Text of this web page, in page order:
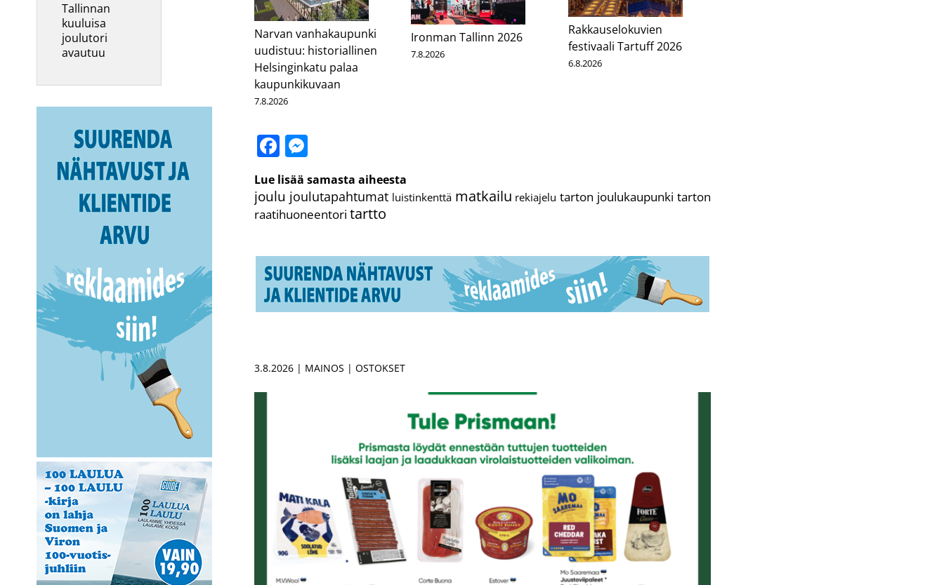
Tallinnan
kuuluisa
joulutori
avautuu
Narvan vanhakaupunki
uudistuu: historiallinen
Helsinginkatu palaa
kaupunkikuvaan
7.8.2026
Ironman Tallinn 2026
7.8.2026
Rakkauselokuvien
festivaali Tartuff 2026
6.8.2026
Facebook
Lue lisää samasta aiheesta
joulu joulutapahtumat luistinkenttä matkailu rekiajelu tarton joulukaupunki tarton
raatihuoneentori tartto
3.8.2026 | MAINOS | OSTOKSET